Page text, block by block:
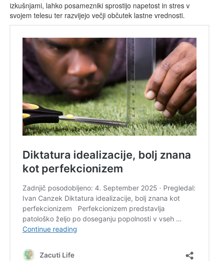
izkušnjami, lahko posamezniki sprostijo napetost in stres v
svojem telesu ter razvijejo večji občutek lastne vrednosti.